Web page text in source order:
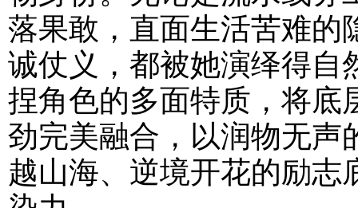
落果敢，直面生活苦难
诚仗义，都被她演绎得
捏角色的多面特质，将
劲完美融合，以润物无
越山海、逆境开花的励